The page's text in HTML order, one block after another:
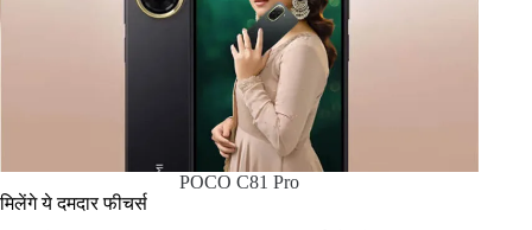
POCO C81 Pro
मिलेंगे ये दमदार फीचर्स